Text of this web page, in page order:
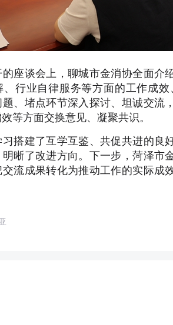
座谈会上，聊城市金消协全面介
、行业自律服务等方面的工作成
、堵点环节深入探讨、坦诚交流
等方面交换意见、凝聚共识。
习搭建了互学互鉴、共促共进的良
晰了改进方向。下一步，菏泽市
流成果转化为推动工作的实际成